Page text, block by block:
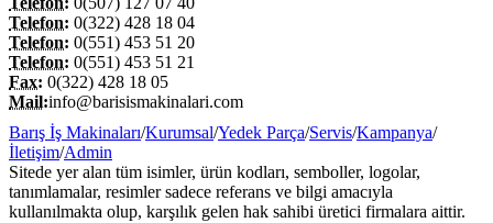
Telefon: 0(322) 428 18 04
Telefon: 0(551) 453 51 20
Telefon: 0(551) 453 51 21
Fax: 0(322) 428 18 05
Mail:info@barisismakinalari.com
Barış İş Makinaları/Kurumsal/Yedek Parça/Servis/Kampanya/
İletişim/Admin
Sitede yer alan tüm isimler, ürün kodları, semboller, logolar,
tanımlamalar, resimler sadece referans ve bilgi amacıyla
kullanılmakta olup, karşılık gelen hak sahibi üretici firmalara aittir.